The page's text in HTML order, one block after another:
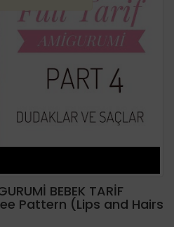
BEBEK TARİF
Pattern (Lips and Hairs